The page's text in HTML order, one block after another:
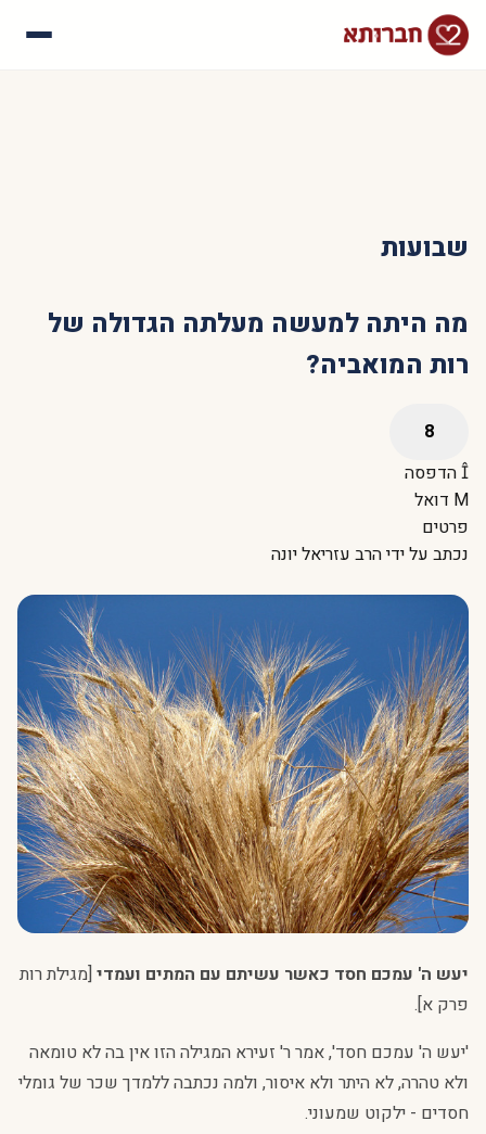
שבועות
מה היתה למעשה מעלתה הגדולה של
רות המואביה?
הדפסה
דואל
פרטים
נכתב על ידיהרב עזריאל יונה
יעש ה' עמכם חסד כאשר עשיתם עם המתים ועמדי [מגילת רות
פרק א].
'יעש ה' עמכם חסד', אמר ר' זעירא המגילה הזו אין בה לא טומאה
ולא טהרה, לא היתר ולא איסור, ולמה נכתבה ללמדך שכר של גומלי
חסדים - ילקוט שמעוני.